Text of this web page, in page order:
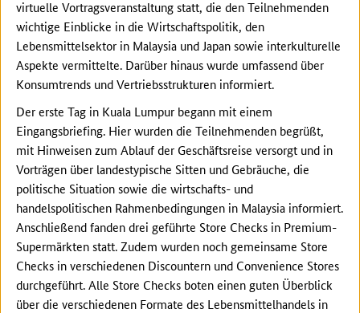
virtuelle Vortragsveranstaltung statt, die den Teilnehmenden
wichtige Einblicke in die Wirtschaftspolitik, den
Lebensmittelsektor in Malaysia und Japan sowie interkulturelle
Aspekte vermittelte. Darüber hinaus wurde umfassend über
Konsumtrends und Vertriebsstrukturen informiert.
Der erste Tag in Kuala Lumpur begann mit einem
Eingangsbriefing. Hier wurden die Teilnehmenden begrüßt,
mit Hinweisen zum Ablauf der Geschäftsreise versorgt und in
Vorträgen über landestypische Sitten und Gebräuche, die
politische Situation sowie die wirtschafts- und
handelspolitischen Rahmenbedingungen in Malaysia informiert.
Anschließend fanden drei geführte Store Checks in Premium-
Supermärkten statt. Zudem wurden noch gemeinsame Store
Checks in verschiedenen Discountern und Convenience Stores
durchgeführt. Alle Store Checks boten einen guten Überblick
über die verschiedenen Formate des Lebensmittelhandels in